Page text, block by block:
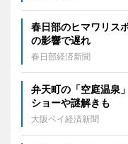
春日部のヒマワリス
の影響で遅れ
春日部経済新聞
弁天町の「空庭温泉
ショーや謎解きも
大阪ベイ経済新聞